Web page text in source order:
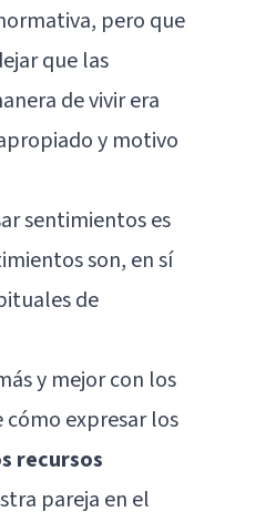
pero que
que las
de vivir era
y motivo
sentimientos es
son, en sí
de
y mejor con los
cómo expresar los
recursos
pareja en el